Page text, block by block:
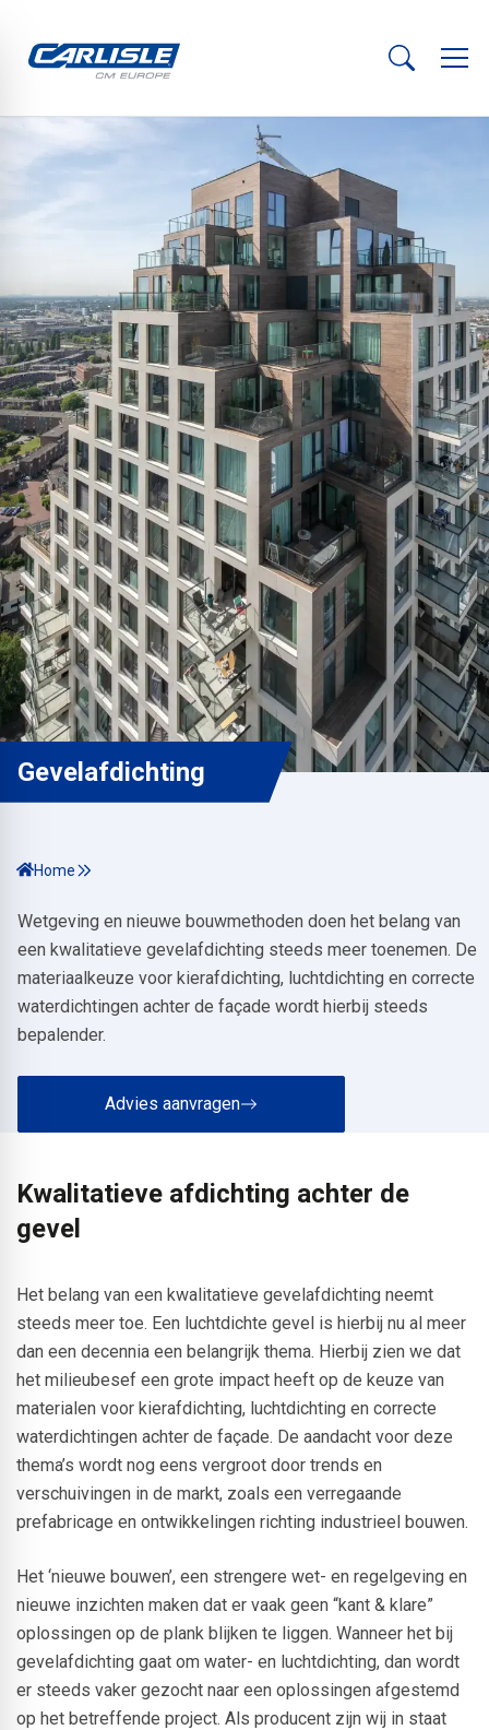
Home
Wetgeving en nieuwe bouwmethoden doen het belang van
een kwalitatieve gevelafdichting steeds meer toenemen. De
materiaalkeuze voor kierafdichting, luchtdichting en correcte
waterdichtingen achter de façade wordt hierbij steeds
bepalender.
Advies aanvragen
Gevelafdichting
Kwalitatieve afdichting achter de
gevel
Het belang van een kwalitatieve gevelafdichting neemt
steeds meer toe. Een luchtdichte gevel is hierbij nu al meer
dan een decennia een belangrijk thema. Hierbij zien we dat
het milieubesef een grote impact heeft op de keuze van
materialen voor kierafdichting, luchtdichting en correcte
waterdichtingen achter de façade. De aandacht voor deze
thema’s wordt nog eens vergroot door trends en
verschuivingen in de markt, zoals een verregaande
prefabricage en ontwikkelingen richting industrieel bouwen.
Het ‘nieuwe bouwen’, een strengere wet- en regelgeving en
nieuwe inzichten maken dat er vaak geen “kant & klare”
oplossingen op de plank blijken te liggen. Wanneer het bij
gevelafdichting gaat om water- en luchtdichting, dan wordt
er steeds vaker gezocht naar een oplossingen afgestemd
op het betreffende project. Als producent zijn wij in staat